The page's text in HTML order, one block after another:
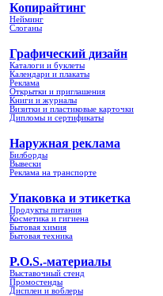
Копирайтинг
Нейминг
Слоганы
Графический дизайн
Каталоги и буклеты
Календари и плакаты
Реклама
Открытки и приглашения
Книги и журналы
Визитки и пластиковые карточки
Дипломы и сертификаты
Наружная реклама
Билборды
Вывески
Реклама на транспорте
Упаковка и этикетка
Продукты питания
Косметика и гигиена
Бытовая химия
Бытовая техника
P.O.S.-материалы
Выставочный стенд
Промостенды
Дисплеи и воблеры